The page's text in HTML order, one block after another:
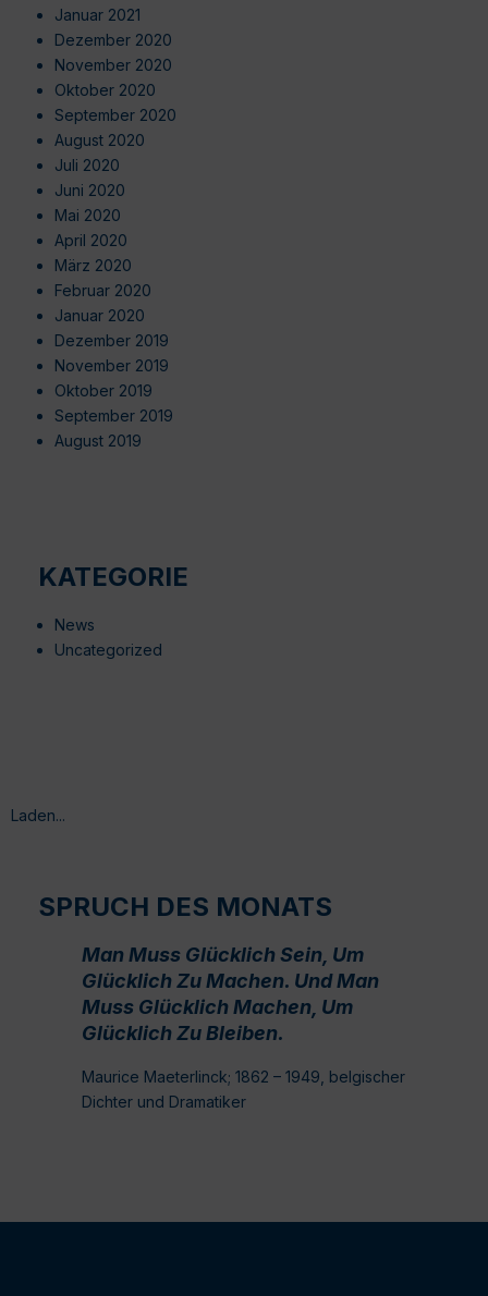
Januar 2021
Dezember 2020
November 2020
Oktober 2020
September 2020
August 2020
Juli 2020
Juni 2020
Mai 2020
April 2020
März 2020
Februar 2020
Januar 2020
Dezember 2019
November 2019
Oktober 2019
September 2019
August 2019
KATEGORIE
News
Uncategorized
Laden...
SPRUCH DES MONATS
Man Muss Glücklich Sein, Um
Glücklich Zu Machen. Und Man
Muss Glücklich Machen, Um
Glücklich Zu Bleiben.
Maurice Maeterlinck; 1862 – 1949, belgischer
Dichter und Dramatiker